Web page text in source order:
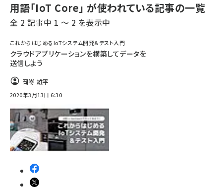
加藤銘のチーム貢献～仲間と築いた勝利の絆～ (2297)
iot女子会 (2248)
北海道をのんびり旅する晴山佳須夫のヒント集！ (2008)
genai (1468)
abc123 (1341)
ai crunch (1340)
用語「IoT Core」 が使われている記事の一覧
全 2 記事中 1 ～ 2 を表示中
これからはじめるIoTシステム開発＆テスト入門
クラウドアプリケーションを構築してデータを
送信しよう
岡嵜 雄平
2020年3月13日 6:30